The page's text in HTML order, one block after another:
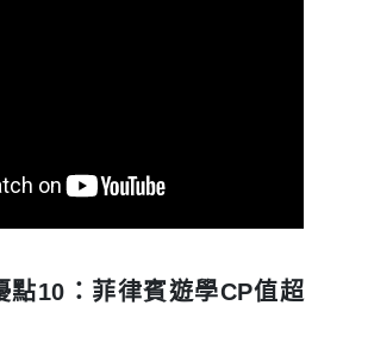
點10：菲律賓遊學CP值超